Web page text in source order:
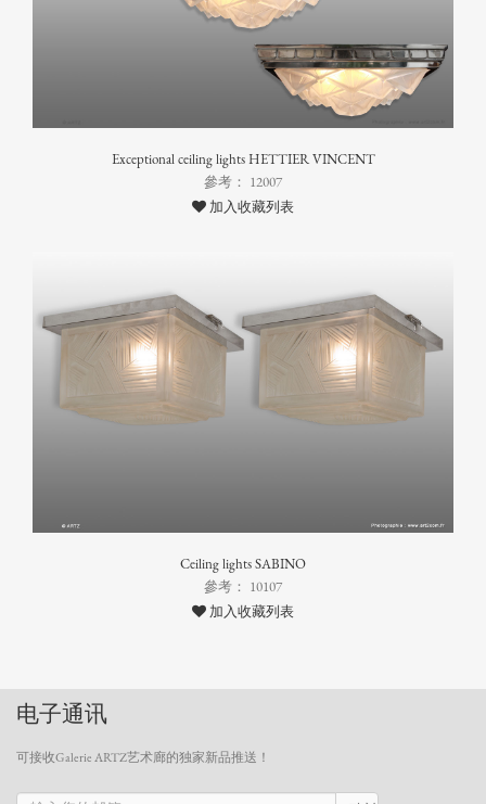
Exceptional ceiling lights HETTIER VINCENT
參考： 12007
加入收藏列表
Ceiling lights SABINO
參考： 10107
加入收藏列表
电子通讯
可接收Galerie ARTZ艺术廊的独家新品推送！